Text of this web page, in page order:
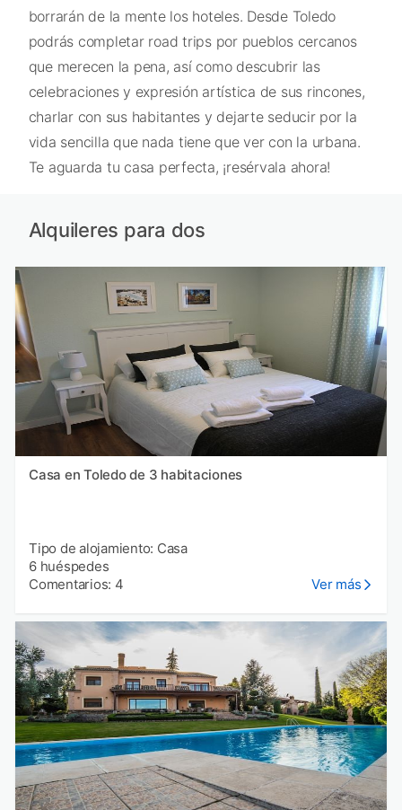
borrarán de la mente los hoteles. Desde Toledo
podrás completar road trips por pueblos cercanos
que merecen la pena, así como descubrir las
celebraciones y expresión artística de sus rincones,
charlar con sus habitantes y dejarte seducir por la
vida sencilla que nada tiene que ver con la urbana.
Te aguarda tu casa perfecta, ¡resérvala ahora!
Alquileres para dos
Casa en Toledo de 3 habitaciones
Tipo de alojamiento: Casa
6 huéspedes
Comentarios: 4
Ver más